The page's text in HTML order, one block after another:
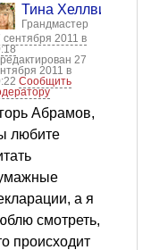
Тина Хеллвиг
Грандмастер
сентября 2011 в
27
2011 в
Сообщить
Абрамов,
любите
а я
смотреть,
происходит